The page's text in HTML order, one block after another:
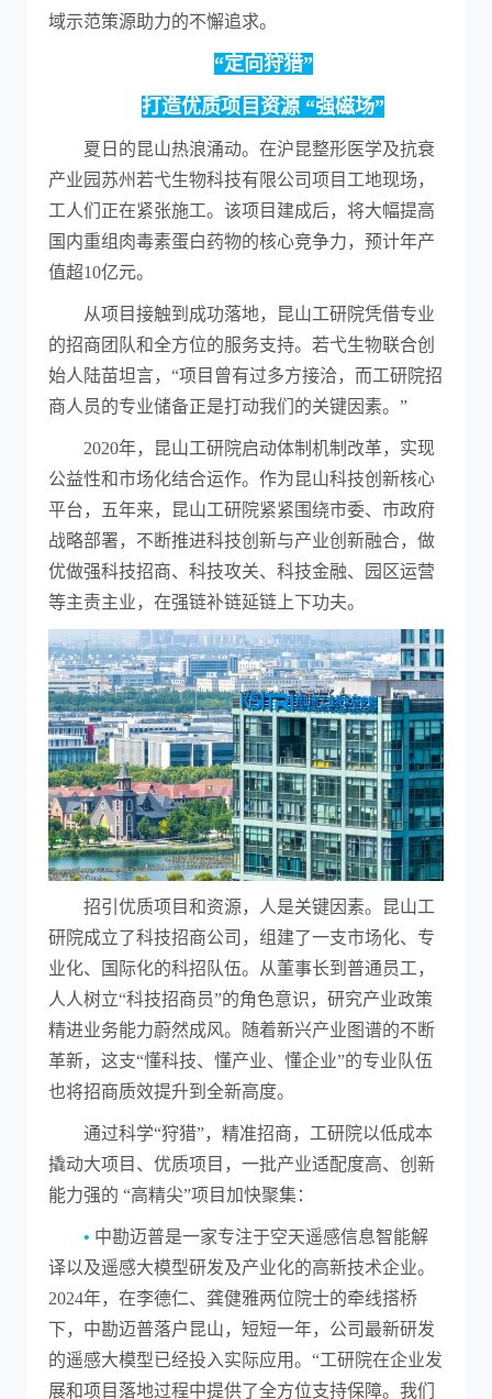
域示范策源助力的不懈追求。
“定向狩猎”
打造优质项目资源 “强磁场”
夏日的昆山热浪涌动。在沪昆整形医学及抗衰
产业园苏州若弋生物科技有限公司项目工地现场，
工人们正在紧张施工。该项目建成后，将大幅提高
国内重组肉毒素蛋白药物的核心竞争力，预计年产
值超10亿元。
从项目接触到成功落地，昆山工研院凭借专业
的招商团队和全方位的服务支持。若弋生物联合创
始人陆苗坦言，“项目曾有过多方接洽，而工研院招
商人员的专业储备正是打动我们的关键因素。”
2020年，昆山工研院启动体制机制改革，实现
公益性和市场化结合运作。作为昆山科技创新核心
平台，五年来，昆山工研院紧紧围绕市委、市政府
战略部署，不断推进科技创新与产业创新融合，做
优做强科技招商、科技攻关、科技金融、园区运营
等主责主业，在强链补链延链上下功夫。
招引优质项目和资源，人是关键因素。昆山工
研院成立了科技招商公司，组建了一支市场化、专
业化、国际化的科招队伍。从董事长到普通员工，
人人树立“科技招商员”的角色意识，研究产业政策
精进业务能力蔚然成风。随着新兴产业图谱的不断
革新，这支“懂科技、懂产业、懂企业”的专业队伍
也将招商质效提升到全新高度。
通过科学“狩猎”，精准招商，工研院以低成本
撬动大项目、优质项目，一批产业适配度高、创新
能力强的 “高精尖”项目加快聚集：
• 中勘迈普是一家专注于空天遥感信息智能解
译以及遥感大模型研发及产业化的高新技术企业。
2024年，在李德仁、龚健雅两位院士的牵线搭桥
下，中勘迈普落户昆山，短短一年，公司最新研发
的遥感大模型已经投入实际应用。“工研院在企业发
展和项目落地过程中提供了全方位支持保障。我们